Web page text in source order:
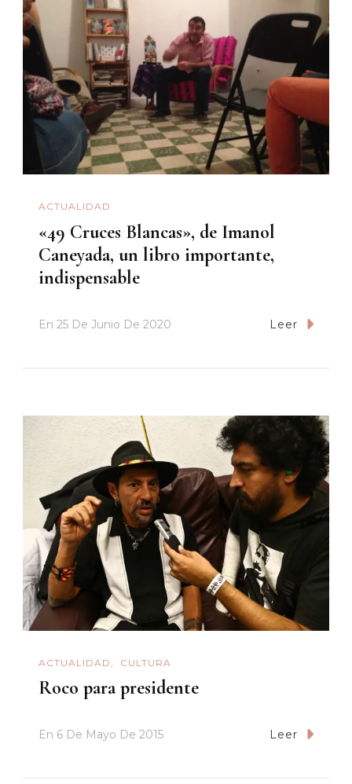
ACTUALIDAD
«49 Cruces Blancas», de Imanol
Caneyada, un libro importante,
indispensable
En 25 De Junio De 2020 Leer
ACTUALIDAD CULTURA
Roco para presidente
En 6 De Mayo De 2015 Leer